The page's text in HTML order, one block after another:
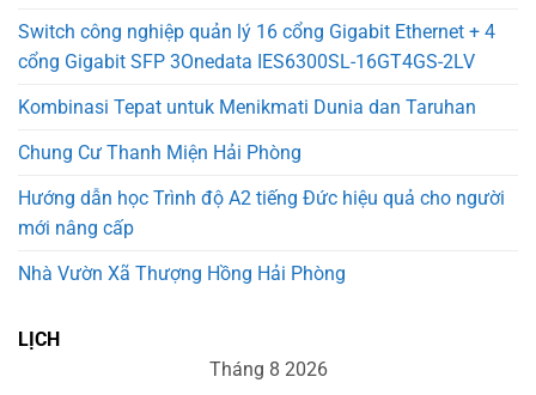
Switch công nghiệp quản lý 16 cổng Gigabit Ethernet + 4
cổng Gigabit SFP 3Onedata IES6300SL-16GT4GS-2LV
Kombinasi Tepat untuk Menikmati Dunia dan Taruhan
Chung Cư Thanh Miện Hải Phòng
Hướng dẫn học Trình độ A2 tiếng Đức hiệu quả cho người
mới nâng cấp
Nhà Vườn Xã Thượng Hồng Hải Phòng
LỊCH
Tháng 8 2026